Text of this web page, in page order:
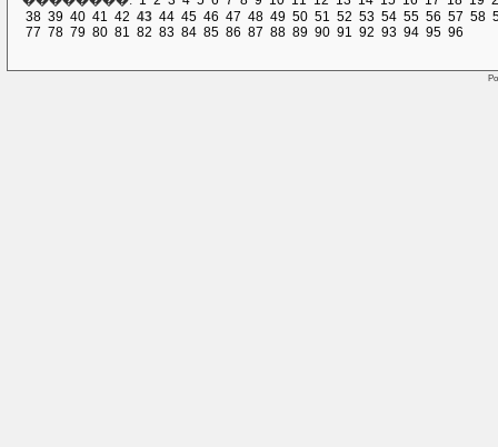
38 39 40 41 42 43 44 45 46 47 48 49 50 51 52 53 54 55 56 57 58
77 78 79 80 81 82 83 84 85 86 87 88 89 90 91 92 93 94 95 96